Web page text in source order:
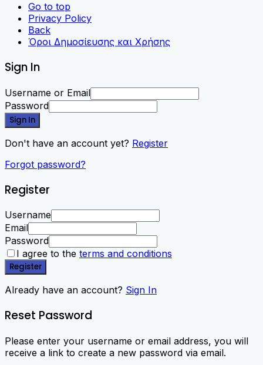
Go to top
Privacy Policy
Back
Όροι Δημοσίευσης και Χρήσης
Sign In
Username or Email
Password
Sign In
Don't have an account yet? Register
Forgot password?
Register
Username
Email
Password
I agree to the terms and conditions
Register
Already have an account? Sign In
Reset Password
Please enter your username or email address, you will
receive a link to create a new password via email.